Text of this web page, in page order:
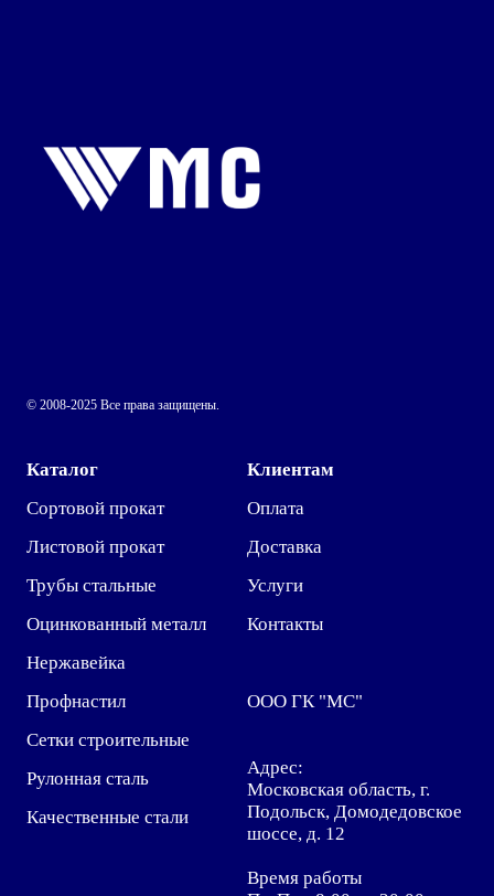
© 2008-2025 Все права защищены.
Каталог
Сортовой прокат
Листовой прокат
Трубы стальные
Оцинкованный металл
Нержавейка
Профнастил
Сетки строительные
Рулонная сталь
Качественные стали
Клиентам
Оплата
Доставка
Услуги
Контакты
ООО ГК "МС"
Адрес:
Московская область, г.
Подольск, Домодедовское
шоссе, д. 12
Время работы